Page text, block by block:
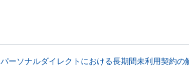
パーソナルダイレクトにおける長期間未利用契約の